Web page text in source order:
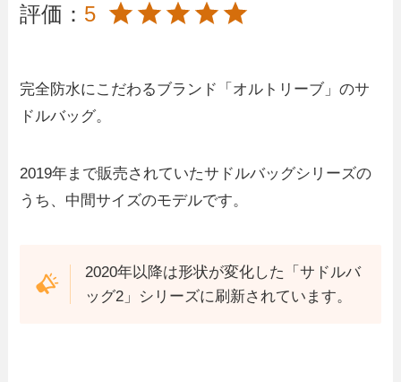
評価： 5
完全防水にこだわるブランド「オルトリーブ」のサ
ドルバッグ。
2019年まで販売されていたサドルバッグシリーズの
うち、中間サイズのモデルです。
2020年以降は形状が変化した「サドルバ
ッグ2」シリーズに刷新されています。